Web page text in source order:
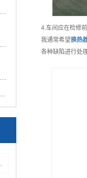
4.车间应在检
我通常希望换热
各种缺陷进行处